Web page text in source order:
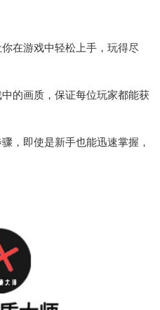
在游戏中轻松上手，玩得尽
的画质，保证每位玩家都能获
，即使是新手也能迅速掌握，